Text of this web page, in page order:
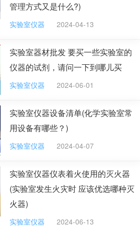
药品每次的用量很少，或者是很容
选用滴瓶来盛装该溶液。通常液态
滴瓶中使用。滴瓶瓶口内侧磨砂，
分用滴管取代。用来装使用量很小
在实验室内使用。
百科-化学仪器
称及图片
名称如下：
温度计、托盘天平、试管、烧杯、
瓶等。
口瓶、燃烧匙、蒸发皿、酒精灯、
、滴管、滴瓶、曲颈瓶、表面皿、
管理方式又是什么?)
实验室仪器 2024-04-13
实验室器材批发 要买一些实验室的
仪器的试剂，请问一下到哪儿买
实验室仪器 2024-06-01
实验室仪器设备清单(化学实验室常
用设备有哪些？)
实验室仪器 2024-04-07
实验室仪器仪表着火使用的灭火器
(实验室发生火灾时 应该优选哪种灭
火器)
实验室仪器 2024-06-13